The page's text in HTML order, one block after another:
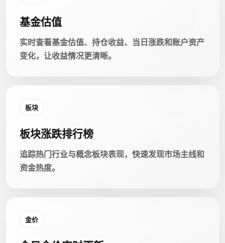
基金估值
实时查看基金估值、持仓收益、当日涨跌和账户资产
变化，让收益情况更清晰。
板块
板块涨跌排行榜
追踪热门行业与概念板块表现，快速发现市场主线和
资金热度。
金价